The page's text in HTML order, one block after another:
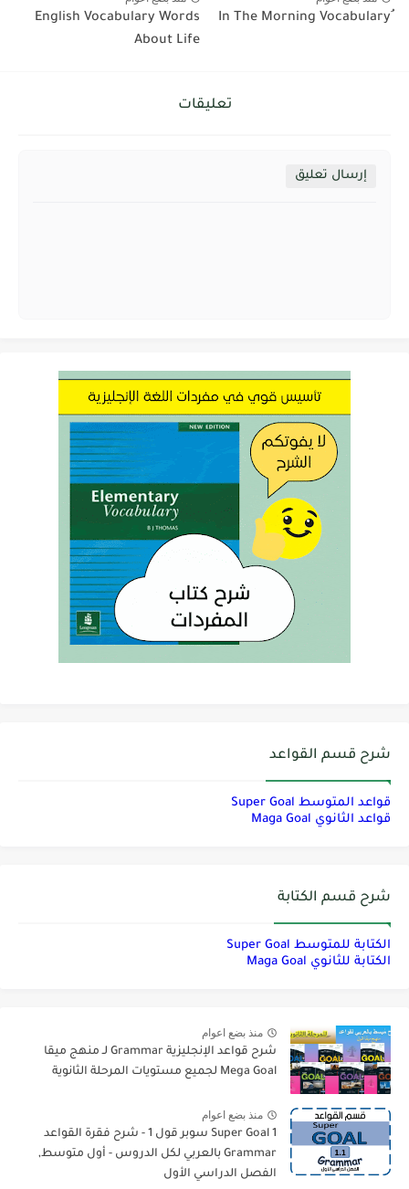
English Vocabulary Words
About Life
تعليقات
إرسال تعليق
شرح قسم القواعد
قواعد المتوسط Super Goal
قواعد الثانوي Maga Goal
شرح قسم الكتابة
الكتابة للمتوسط Super Goal
الكتابة للثانوي Maga Goal
منذ بضع اعوام
شرح قواعد الإنجليزية Grammar لـ منهج ميقا
Mega Goal لجميع مستويات المرحلة الثانوية
منذ بضع اعوام
Super Goal 1 سوبر قول 1 - شرح فقرة القواعد
Grammar بالعربي لكل الدروس - أول متوسط,
الفصل الدراسي الأول